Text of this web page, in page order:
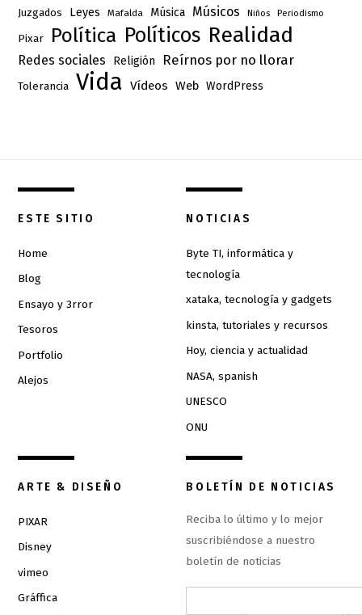
Juzgados Leyes Mafalda Música Músicos Niños Periodismo
Pixar Política Políticos Realidad
Redes sociales Religión Reírnos por no llorar
Tolerancia Vida Vídeos Web WordPress
ESTE SITIO
Home
Blog
Ensayo y 3rror
Tesoros
Portfolio
Alejos
NOTICIAS
Byte TI, informática y
tecnología
xataka, tecnología y gadgets
kinsta, tutoriales y recursos
Hoy, ciencia y actualidad
NASA, spanish
UNESCO
ONU
ARTE & DISEÑO
PIXAR
Disney
vimeo
Gráffica
BOLETÍN DE NOTICIAS
Reciba lo último y lo mejor
suscribiéndose a nuestro
boletín de noticias